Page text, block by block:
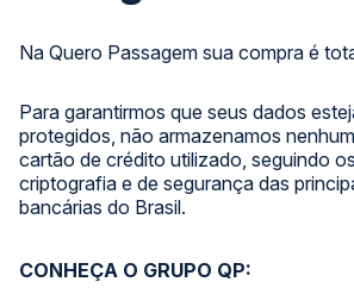
Na Quero Passagem sua compra é
Para garantirmos que seus dados
protegidos, não armazenamos
cartão de crédito utilizado, seguindo
criptografia e de segurança das
bancárias do Brasil.
CONHEÇA O GRUPO QP: